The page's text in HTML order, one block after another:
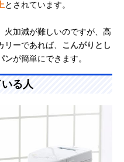
とされています。
火加減が難しいのですが、高
ーであれば、 こんがりとし
ンが簡単にできます。
る人